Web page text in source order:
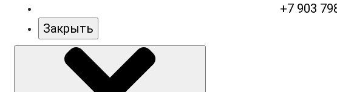
+7 903
Закрыть